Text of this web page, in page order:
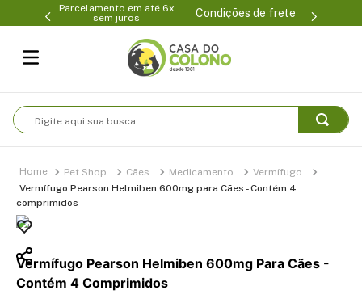
Parcelamento em até 6x
sem juros
Condições de frete
Digite aqui sua busca...
Pet Shop Cães Medicamento
Vermífugo
Vermífugo Pearson Helmiben 600mg para Cães - Contém 4
comprimidos
Vermífugo Pearson Helmiben 600mg Para Cães -
Contém 4 Comprimidos